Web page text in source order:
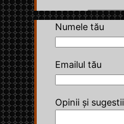
Numele tău
Emailul tău
Opinii și sugestii